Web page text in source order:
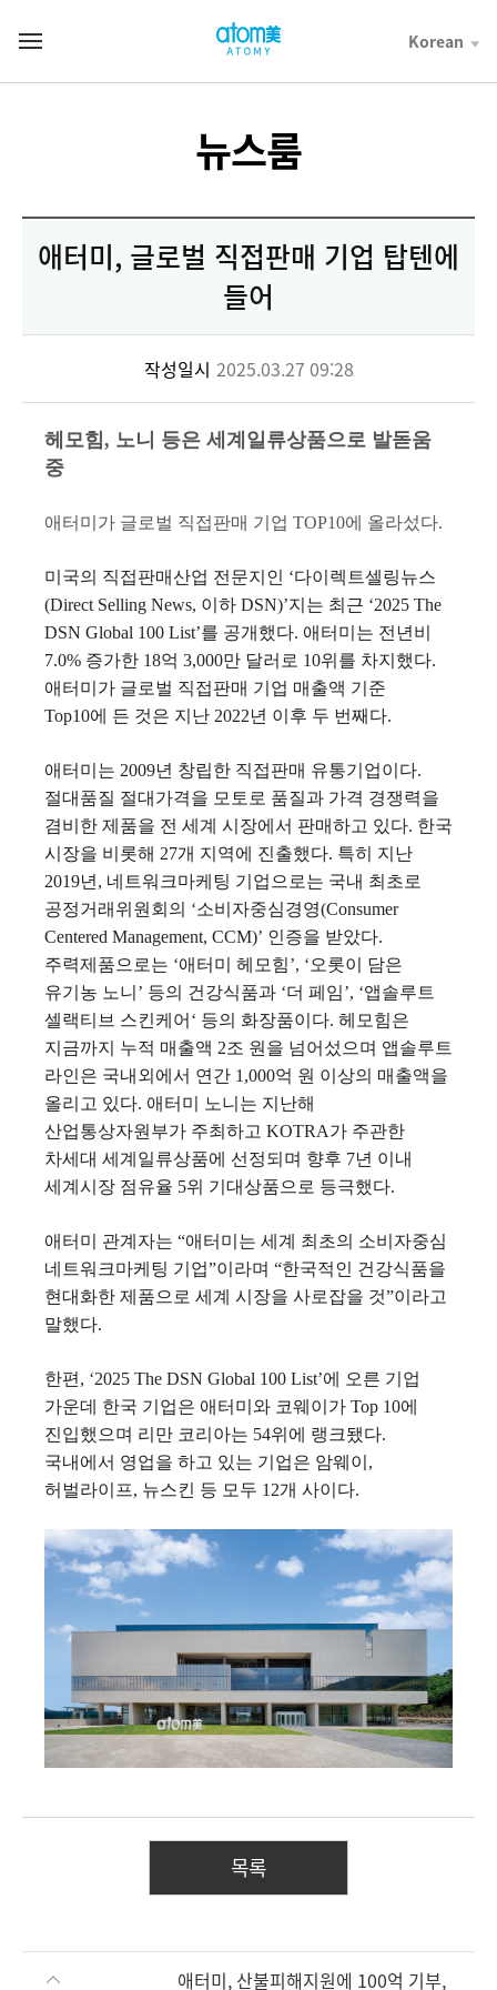
바
Korean
t
뉴스룸
애터미, 글로벌 직접판매 기업 탑텐에
들어
작성일시 2025.03.27 09:28
헤모힘, 노니 등은 세계일류상품으로 발돋움
중
애터미가 글로벌 직접판매 기업 TOP10에 올라섰다.
미국의 직접판매산업 전문지인 ‘다이렉트셀링뉴스
(Direct Selling News, 이하 DSN)’지는 최근 ‘2025 The
DSN Global 100 List’를 공개했다. 애터미는 전년비
7.0% 증가한 18억 3,000만 달러로 10위를 차지했다.
애터미가 글로벌 직접판매 기업 매출액 기준
Top10에 든 것은 지난 2022년 이후 두 번째다.
애터미는 2009년 창립한 직접판매 유통기업이다.
절대품질 절대가격을 모토로 품질과 가격 경쟁력을
겸비한 제품을 전 세계 시장에서 판매하고 있다. 한국
시장을 비롯해 27개 지역에 진출했다. 특히 지난
2019년, 네트워크마케팅 기업으로는 국내 최초로
공정거래위원회의 ‘소비자중심경영(Consumer
Centered Management, CCM)’ 인증을 받았다.
주력제품으로는 ‘애터미 헤모힘’, ‘오롯이 담은
유기농 노니’ 등의 건강식품과 ‘더 페임’, ‘앱솔루트
셀랙티브 스킨케어‘ 등의 화장품이다. 헤모힘은
지금까지 누적 매출액 2조 원을 넘어섰으며 앱솔루트
라인은 국내외에서 연간 1,000억 원 이상의 매출액을
올리고 있다. 애터미 노니는 지난해
산업통상자원부가 주최하고 KOTRA가 주관한
차세대 세계일류상품에 선정되며 향후 7년 이내
세계시장 점유율 5위 기대상품으로 등극했다.
애터미 관계자는 “애터미는 세계 최초의 소비자중심
네트워크마케팅 기업”이라며 “한국적인 건강식품을
현대화한 제품으로 세계 시장을 사로잡을 것”이라고
말했다.
한편, ‘2025 The DSN Global 100 List’에 오른 기업
가운데 한국 기업은 애터미와 코웨이가 Top 10에
진입했으며 리만 코리아는 54위에 랭크됐다.
국내에서 영업을 하고 있는 기업은 암웨이,
허벌라이프, 뉴스킨 등 모두 12개 사이다.
목록
애터미, 산불피해지원에 100억 기부,